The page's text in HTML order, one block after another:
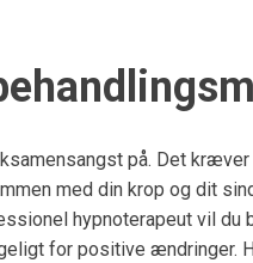
på. Det
med din krop og dit
hypnoterapeut vil du
for positive ændringer.